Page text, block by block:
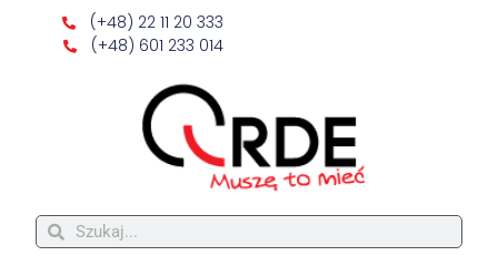
(+48) 22 11 20 333
(+48) 601 233 014